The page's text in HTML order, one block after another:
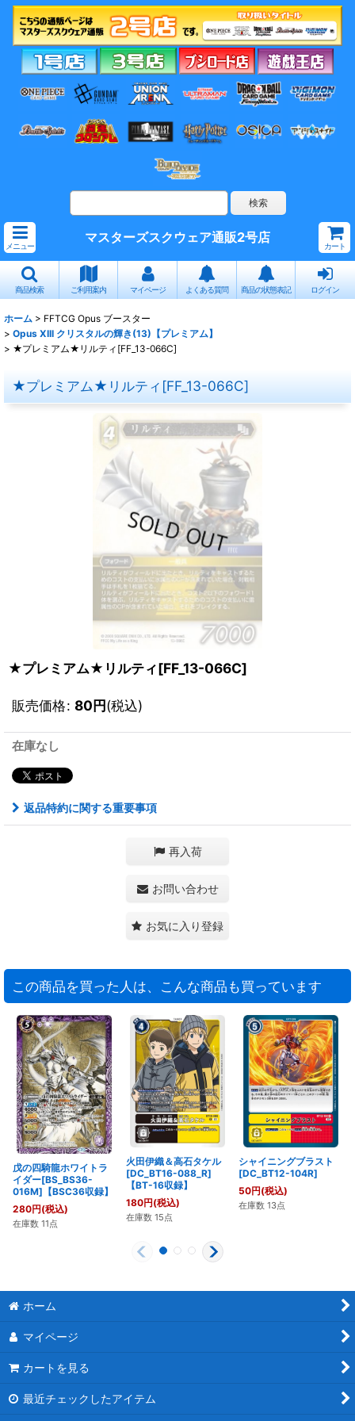
メニュー
マスターズスクウェア通販2号店
カート
商品検索 ご利用案内 マイページ よくある質問 商品の状態表記 ログイン
ホーム > FFTCG Opus ブースター
> Opus XIII クリスタルの輝き(13)【プレミアム】
> ★プレミアム★リルティ[FF_13-066C]
★プレミアム★リルティ[FF_13-066C]
★プレミアム★リルティ[FF_13-066C]
販売価格: 80円(税込)
在庫なし
返品特約に関する重要事項
再入荷
お問い合わせ
お気に入り登録
この商品を買った人は、こんな商品も買っています
戊の四騎龍ホワイトラ
イダー[BS_BS36-
016M]【BSC36収録】
280円(税込)
在庫数 11点
火田伊織＆高石タケル
[DC_BT16-088_R]
【BT-16収録】
180円(税込)
在庫数 15点
シャイニングブラスト
[DC_BT12-104R]
50円(税込)
在庫数 13点
ホーム
マイページ
カートを見る
最近チェックしたアイテム